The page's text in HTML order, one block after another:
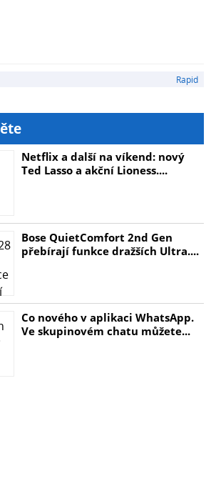
Rapid
Netflix a další na víkend: nový
Ted Lasso a akční Lioness....
Bose QuietComfort 2nd Gen
přebírají funkce dražších Ultra....
Co nového v aplikaci WhatsApp.
Ve skupinovém chatu můžete...